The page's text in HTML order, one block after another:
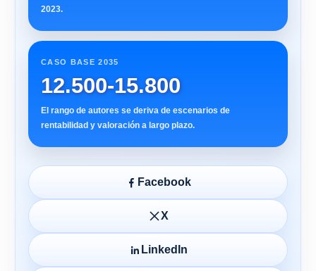
2023.
CASO BASE 2035
12.500-15.800
El rango de autores se deriva de escenarios de
rentabilidad y valoración a largo plazo.
Facebook
X
LinkedIn